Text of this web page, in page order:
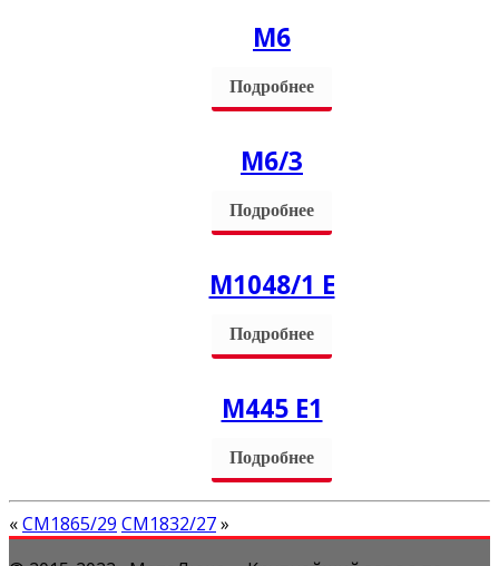
М6
Подробнее
М6/3
Подробнее
М1048/1 Е
Подробнее
M445 Е1
Подробнее
«СМ1865/29 СМ1832/27»